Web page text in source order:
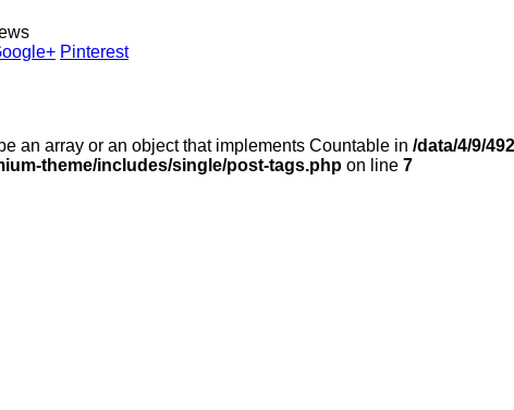
Pinterest
an array or an object that implements Countable in /data/4/9/
theme/includes/single/post-tags.php on line 7